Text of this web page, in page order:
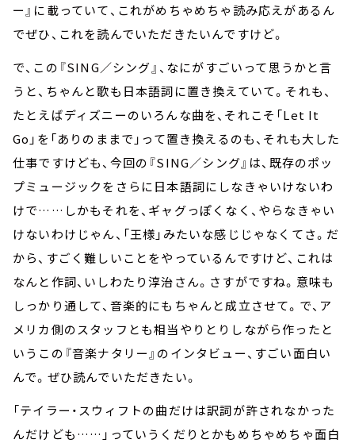
ー』に載っていて、これがめちゃめちゃ読み応えがあるん
でぜひ、これを読んでいただきたいんですけど。
で、この『SING／シング』、なにがすごいって思うかと言
うと、ちゃんと歌も日本語詞に置き換えていて。それも、
たとえばディズニーのいろんな曲を、それこそ「Let It
Go」を「ありのままで」って置き換えるのも、それも大した
仕事ですけども、今回の『SING／シング』は、既存のポッ
プミュージックをさらに日本語詞にしなきゃいけないわ
けで……しかもそれを、ギャグっぽくなく、やらなきゃい
けないわけじゃん、「王様」みたいな感じじゃなくてさ。だ
から、すごく難しいことをやっているんですけど、これは
なんと作詞、いしわたり淳治さん。さすがですね。意味も
しっかり通して、音楽的にもちゃんと成立させて。で、ア
メリカ側のスタッフとも相当やりとりしながら作ったと
いうこの『音楽ナタリー』のインタビュー、すごい面白い
んで。ぜひ読んでいただきたい。
「テイラー・スウィフトの曲だけは訳詞が許されなかった
んだけども……」っていうくだりとかもめちゃめちゃ面白